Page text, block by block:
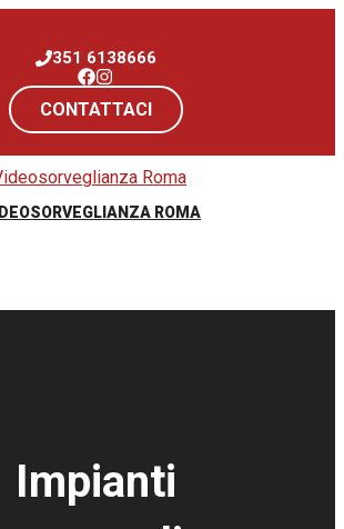
351 6138666
CONTATTACI
ROMA
Impianti